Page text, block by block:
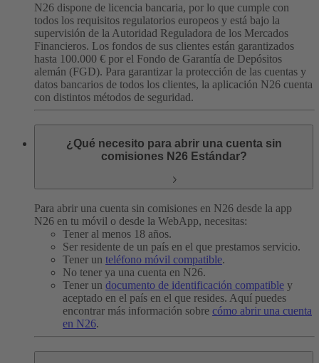
N26 dispone de licencia bancaria, por lo que cumple con
todos los requisitos regulatorios europeos y está bajo la
supervisión de la Autoridad Reguladora de los Mercados
Financieros. Los fondos de sus clientes están garantizados
hasta 100.000 € por el Fondo de Garantía de Depósitos
alemán (FGD). Para garantizar la protección de las cuentas y
datos bancarios de todos los clientes, la aplicación N26 cuenta
con distintos métodos de seguridad.
¿Qué necesito para abrir una cuenta sin
comisiones N26 Estándar?
Para abrir una cuenta sin comisiones en N26 desde la app
N26 en tu móvil o desde la WebApp, necesitas:
Tener al menos 18 años.
Ser residente de un país en el que prestamos servicio.
Tener un teléfono móvil compatible.
No tener ya una cuenta en N26.
Tener un documento de identificación compatible y
aceptado en el país en el que resides. Aquí puedes
encontrar más información sobre cómo abrir una cuenta
en N26.